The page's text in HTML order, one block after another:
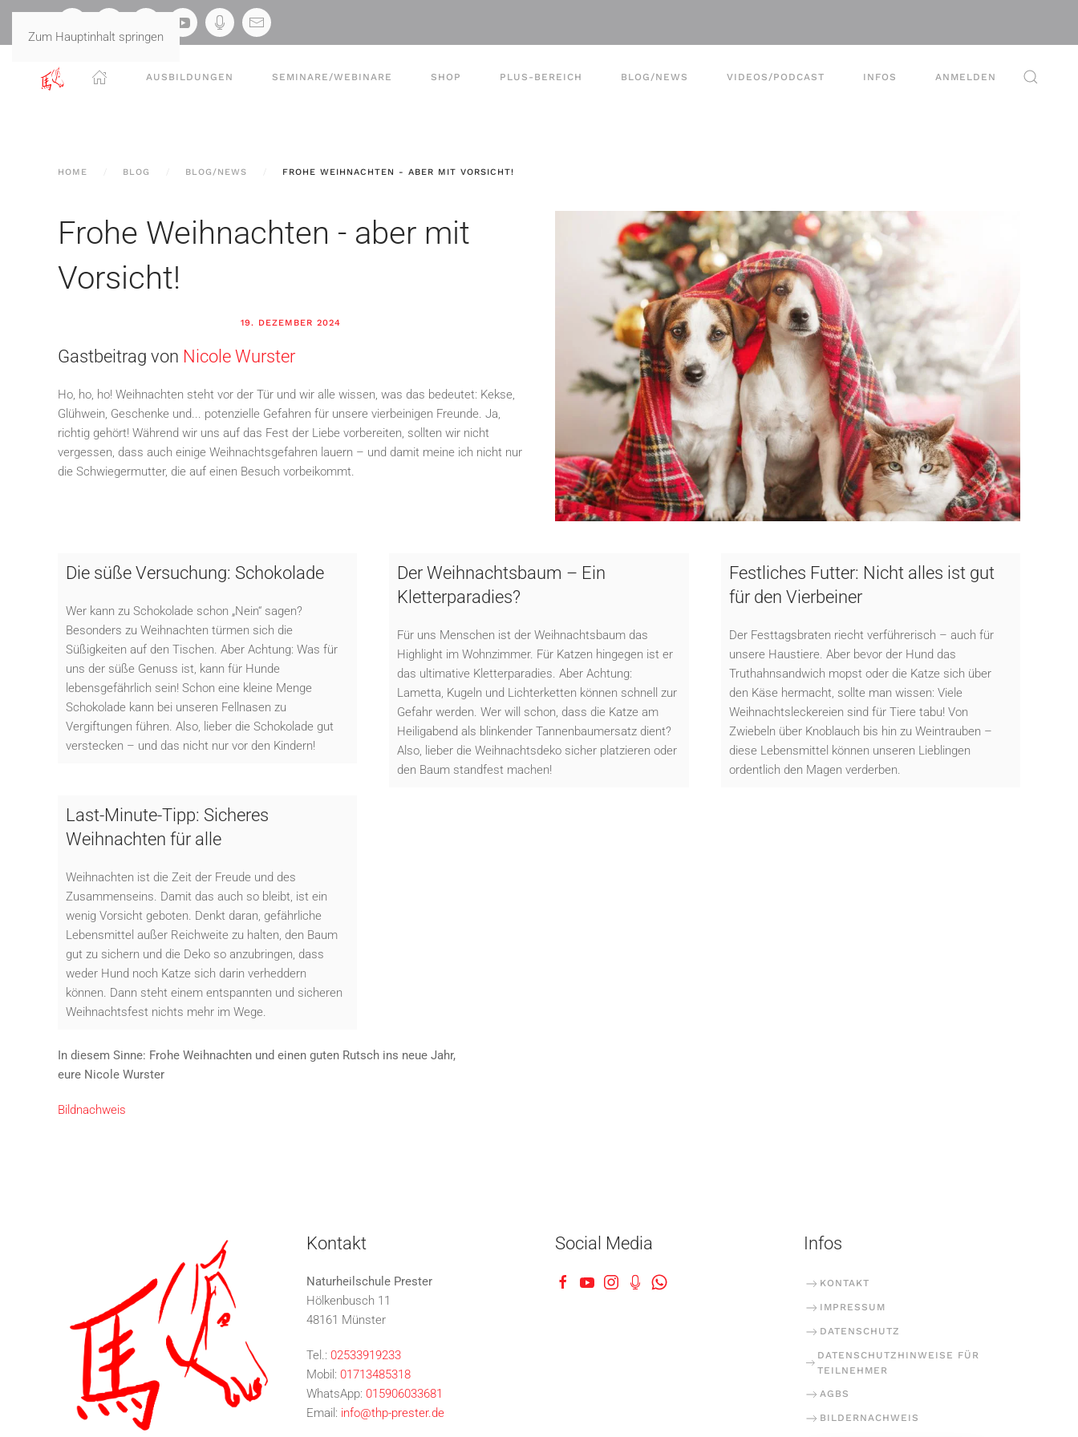
Zum Hauptinhalt springen
AUSBILDUNGEN SEMINARE/WEBINARE SHOP PLUS-BEREICH BLOG/NEWS VIDEOS/PODCAST INFOS ANMELDEN
HOME BLOG BLOG/NEWS FROHE WEIHNACHTEN - ABER MIT VORSICHT!
Frohe Weihnachten - aber mit
Vorsicht!
19. DEZEMBER 2024
Gastbeitrag von Nicole Wurster
Ho, ho, ho! Weihnachten steht vor der Tür und wir alle wissen, was das bedeutet: Kekse,
Glühwein, Geschenke und... potenzielle Gefahren für unsere vierbeinigen Freunde. Ja,
richtig gehört! Während wir uns auf das Fest der Liebe vorbereiten, sollten wir nicht
vergessen, dass auch einige Weihnachtsgefahren lauern – und damit meine ich nicht nur
die Schwiegermutter, die auf einen Besuch vorbeikommt.
Die süße Versuchung: Schokolade
Wer kann zu Schokolade schon „Nein“ sagen?
Besonders zu Weihnachten türmen sich die
Süßigkeiten auf den Tischen. Aber Achtung: Was für
uns der süße Genuss ist, kann für Hunde
lebensgefährlich sein! Schon eine kleine Menge
Schokolade kann bei unseren Fellnasen zu
Vergiftungen führen. Also, lieber die Schokolade gut
verstecken – und das nicht nur vor den Kindern!
Der Weihnachtsbaum – Ein
Kletterparadies?
Für uns Menschen ist der Weihnachtsbaum das
Highlight im Wohnzimmer. Für Katzen hingegen ist er
das ultimative Kletterparadies. Aber Achtung:
Lametta, Kugeln und Lichterketten können schnell zur
Gefahr werden. Wer will schon, dass die Katze am
Heiligabend als blinkender Tannenbaumersatz dient?
Also, lieber die Weihnachtsdeko sicher platzieren oder
den Baum standfest machen!
Festliches Futter: Nicht alles ist gut
für den Vierbeiner
Der Festtagsbraten riecht verführerisch – auch für
unsere Haustiere. Aber bevor der Hund das
Truthahnsandwich mopst oder die Katze sich über
den Käse hermacht, sollte man wissen: Viele
Weihnachtsleckereien sind für Tiere tabu! Von
Zwiebeln über Knoblauch bis hin zu Weintrauben –
diese Lebensmittel können unseren Lieblingen
ordentlich den Magen verderben.
Last-Minute-Tipp: Sicheres
Weihnachten für alle
Weihnachten ist die Zeit der Freude und des
Zusammenseins. Damit das auch so bleibt, ist ein
wenig Vorsicht geboten. Denkt daran, gefährliche
Lebensmittel außer Reichweite zu halten, den Baum
gut zu sichern und die Deko so anzubringen, dass
weder Hund noch Katze sich darin verheddern
können. Dann steht einem entspannten und sicheren
Weihnachtsfest nichts mehr im Wege.
In diesem Sinne: Frohe Weihnachten und einen guten Rutsch ins neue Jahr,
eure Nicole Wurster
Bildnachweis
Kontakt
Naturheilschule Prester
Hölkenbusch 11
48161 Münster
Tel.: 02533919233
Mobil: 01713485318
WhatsApp: 015906033681
Email: info@thp-prester.de
Social Media Infos
KONTAKT
IMPRESSUM
DATENSCHUTZ
DATENSCHUTZHINWEISE FÜR
TEILNEHMER
AGBS
BILDERNACHWEIS